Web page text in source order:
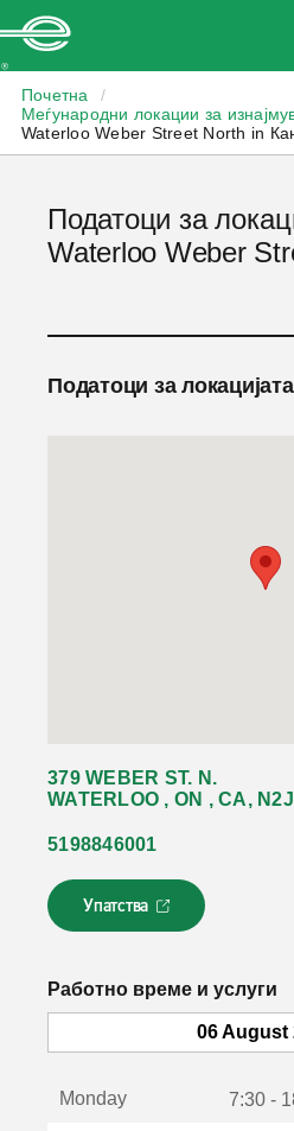
Почетна
/
Меѓународни локации за
Waterloo Weber Street North in
Податоци за
Waterloo Weber
Податоци за локацијата
379 WEBER ST. N.
WATERLOO , ON , CA,
5198846001
Упатства
Л
и
к
с
Работно време и услуги
06 August
Monday 7:30 -